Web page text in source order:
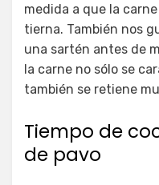
medida a que la
tierna. También nos
una sartén antes de
la carne no sólo se
también se retiene
Tiempo de
de pavo